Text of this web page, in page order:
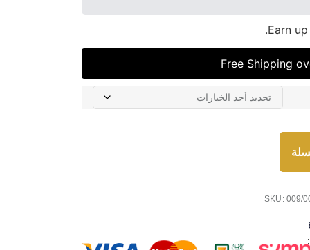
Earn
Free Shipping
SKU: 009/